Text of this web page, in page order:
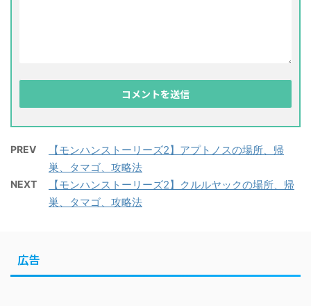
PREV
【モンハンストーリーズ2】アプトノスの場所、帰
巣、タマゴ、攻略法
NEXT
【モンハンストーリーズ2】クルルヤックの場所、帰
巣、タマゴ、攻略法
広告